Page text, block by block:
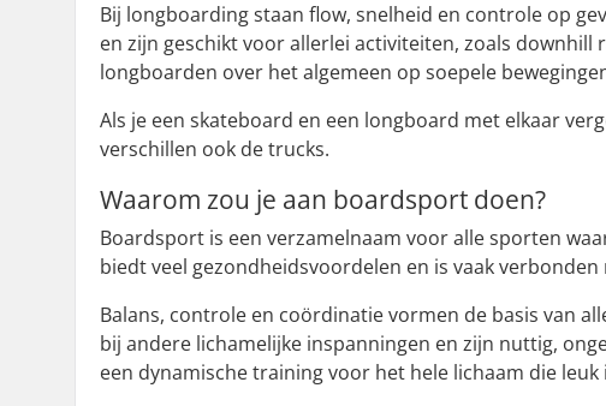
Bij longboarding staan flow, snelheid en controle op
en zijn geschikt voor allerlei activiteiten, zoals
longboarden over het algemeen op soepele
Als je een skateboard en een longboard met elkaar
verschillen ook de trucks.
Waarom zou je aan boardsport doen?
Boardsport is een verzamelnaam voor alle sporten
biedt veel gezondheidsvoordelen en is vaak
Balans, controle en coördinatie vormen de basis van
bij andere lichamelijke inspanningen en zijn nuttig,
een dynamische training voor het hele lichaam die leuk